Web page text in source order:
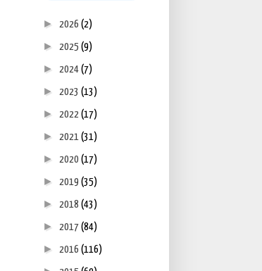
► 2026 (2)
► 2025 (9)
► 2024 (7)
► 2023 (13)
► 2022 (17)
► 2021 (31)
► 2020 (17)
► 2019 (35)
► 2018 (43)
► 2017 (84)
► 2016 (116)